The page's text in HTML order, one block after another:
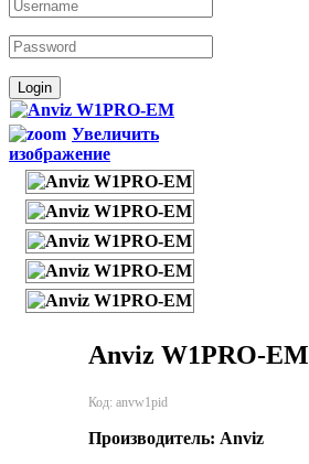
Увеличить
изображение
Anviz W1PRO-EM
Код: anvw1pid
Производитель: Anviz